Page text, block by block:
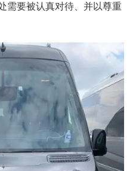
需要被认真对待、并以尊重